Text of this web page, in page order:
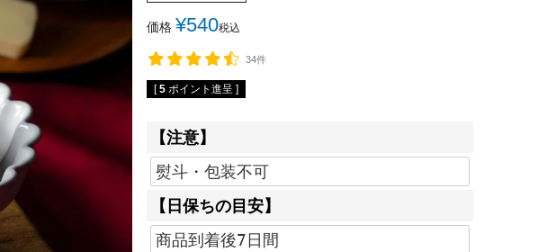
価格 ¥540税込
34件
[ 5 ポイント進呈 ]
【注意】
【日保ちの目安】